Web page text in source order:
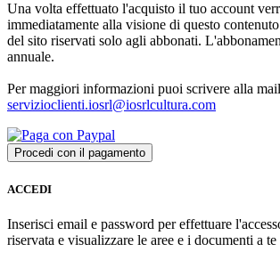
Una volta effettuato l'acquisto il tuo account
immediatamente alla visione di questo
del sito riservati solo agli abbonati.
annuale.
Per maggiori informazioni puoi scrivere alla mail
servizioclienti.iosrl@iosrlcultura.com
ACCEDI
Inserisci email e password per effettuare
riservata e visualizzare le aree e i documenti a te